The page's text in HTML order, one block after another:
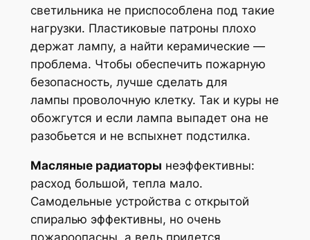
светильника не приспособлена под такие
нагрузки. Пластиковые патроны плохо
держат лампу, а найти керамические —
проблема. Чтобы обеспечить пожарную
безопасность, лучше сделать для
лампы проволочную клетку. Так и куры не
обожгутся и если лампа выпадет она не
разобьется и не вспыхнет подстилка.
Масляные радиаторы неэффективны:
расход большой, тепла мало.
Самодельные устройства с открытой
спиралью эффективны, но очень
пожароопасны, а ведь придется